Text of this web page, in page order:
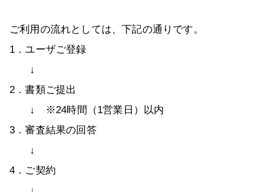
ご利用の流れとしては、下記の通りです。
1．ユーザご登録
↓
2．書類ご提出
↓ ※24時間（1営業日）以内
3．審査結果の回答
↓
4．ご契約